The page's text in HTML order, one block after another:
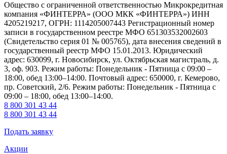
Общество с ограниченной ответственностью Микрокредитная
компания «ФИНТЕРРА» (ООО МКК «ФИНТЕРРА») ИНН
4205219217, ОГРН: 1114205007443 Регистрационный номер
записи в государственном реестре МФО 651303532002603
(Свидетельство серия 01 № 005765), дата внесения сведений в
государственный реестр МФО 15.01.2013. Юридический
адрес: 630099, г. Новосибирск, ул. Октябрьская магистраль, д.
3, оф. 903. Режим работы: Понедельник - Пятница с 09:00 –
18:00, обед 13:00–14:00. Почтовый адрес: 650000, г. Кемерово,
пр. Советский, 2/6. Режим работы: Понедельник - Пятница с
09:00 – 18:00, обед 13:00–14:00.
8 800 301 43 44
8 800 301 43 44
Подать заявку
Акции